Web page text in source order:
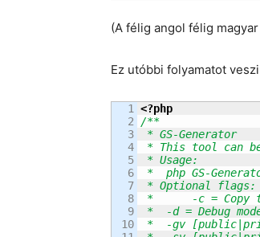
(A félig angol félig
Ez utóbbi folyamatot
1
2
3
4
5
6
7
8
9
10
<?php
/**
* GS-Generator
* This tool can
* Usage:
*  php GS-
* Optional flags:
* 	-c = Copy to clipboard instead of printing to file (Windows only, requires MS Word)
*  -d = Debug
*  -gv